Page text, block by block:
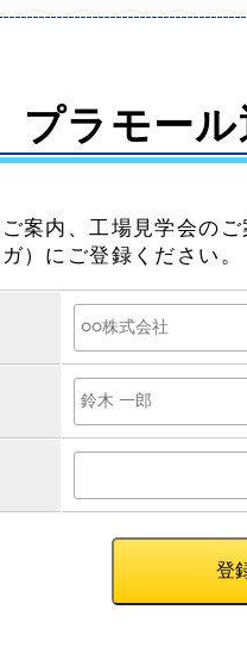
プラモール
案内、工場見学会の
）にご登録ください。